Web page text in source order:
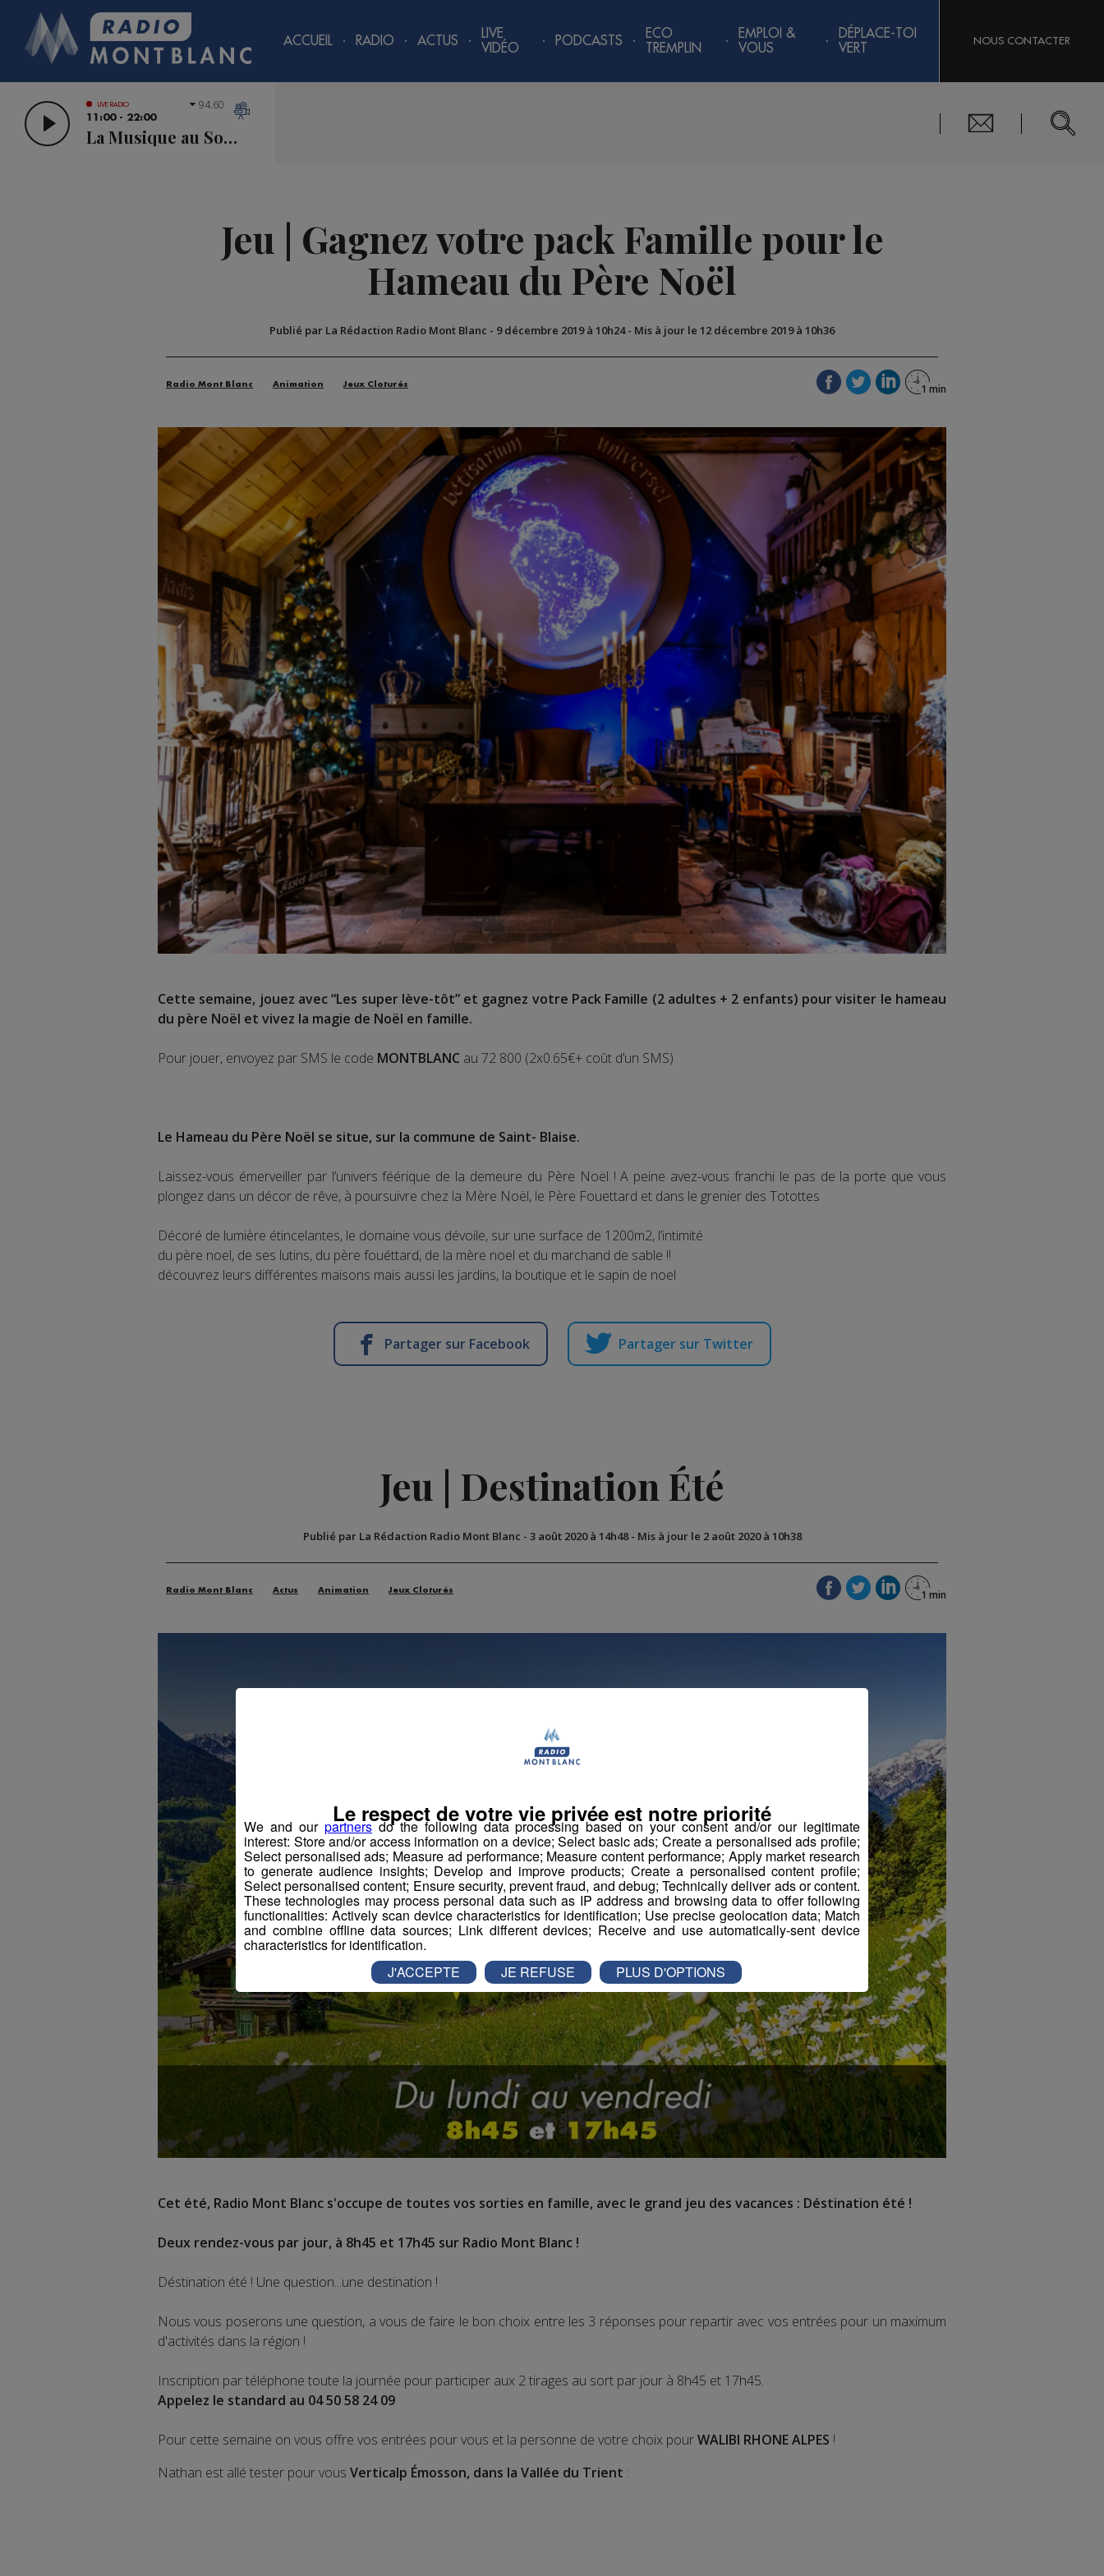
ACCUEIL RADIO ACTUS
LIVE
VIDÉO
PODCASTS
ECO
TREMPLIN
EMPLOI &
VOUS
DÉPLACE-TOI
VERT
NOUS CONTACTER
LIVE RADIO
11:00 - 22:00
La Musique au Sommet
94.60
Jeu | Gagnez votre pack Famille pour le
Hameau du Père Noël
Publié par La Rédaction Radio Mont Blanc - 9 décembre 2019 à 10h24- Mis à jour le 12 décembre 2019 à 10h36
Radio Mont Blanc Animation Jeux Cloturés
Cette semaine, jouez avec “Les super lève-tôt” et gagnez votre Pack Famille (2 adultes + 2 enfants) pour visiter le hameau
du père Noël et vivez la magie de Noël en famille.
Pour jouer, envoyez par SMS le code MONTBLANC au 72 800 (2x0.65€+ coût d’un SMS)
Le Hameau du Père Noël se situe, sur la commune de Saint- Blaise.
Laissez-vous émerveiller par l’univers féérique de la demeure du Père Noël ! A peine avez-vous franchi le pas de la porte que vous
plongez dans un décor de rêve, à poursuivre chez la Mère Noël, le Père Fouettard et dans le grenier des Totottes
Décoré de lumière étincelantes, le domaine vous dévoile, sur une surface de 1200m2, l’intimité
du père noel, de ses lutins, du père fouéttard, de la mère noel et du marchand de sable !!
découvrez leurs différentes maisons mais aussi les jardins, la boutique et le sapin de noel
Partager sur Facebook Partager sur Twitter
Jeu | Destination Été
Publié par La Rédaction Radio Mont Blanc - 3 août 2020 à 14h48- Mis à jour le 2 août 2020 à 10h38
Radio Mont Blanc Actus Animation Jeux Cloturés
Cet été, Radio Mont Blanc s'occupe de toutes vos sorties en famille, avec le grand jeu des vacances : Déstination été !
Deux rendez-vous par jour, à 8h45 et 17h45 sur Radio Mont Blanc !
Déstination été ! Une question...une destination !
Nous vous poserons une question, a vous de faire le bon choix entre les 3 réponses pour repartir avec vos entrées pour un maximum
d'activités dans la région !
Inscription par téléphone toute la journée pour participer aux 2 tirages au sort par jour à 8h45 et 17h45.
Appelez le standard au 04 50 58 24 09
Pour cette semaine on vous offre vos entrées pour vous et la personne de votre choix pourWALIBI RHONE ALPES !
Nathan est allé tester pour vous Verticalp Émosson, dans la Vallée du Trient :
We and our partnersdo the following data processing based on your consent and/or our legitimate
interest: Store and/or access information on a device; Select basic ads; Create a personalised ads profile;
Select personalised ads; Measure ad performance; Measure content performance; Apply market research
to generate audience insights; Develop and improve products; Create a personalised content profile;
Select personalised content; Ensure security, prevent fraud, and debug; Technically deliver ads or content.
These technologies may process personal data such as IP address and browsing data to offer following
functionalities: Actively scan device characteristics for identification; Use precise geolocation data; Match
and combine offline data sources; Link different devices; Receive and use automatically-sent device
characteristics for identification.
Le respect de votre vie privée est notre priorité
J'ACCEPTE JE REFUSE PLUS D'OPTIONS